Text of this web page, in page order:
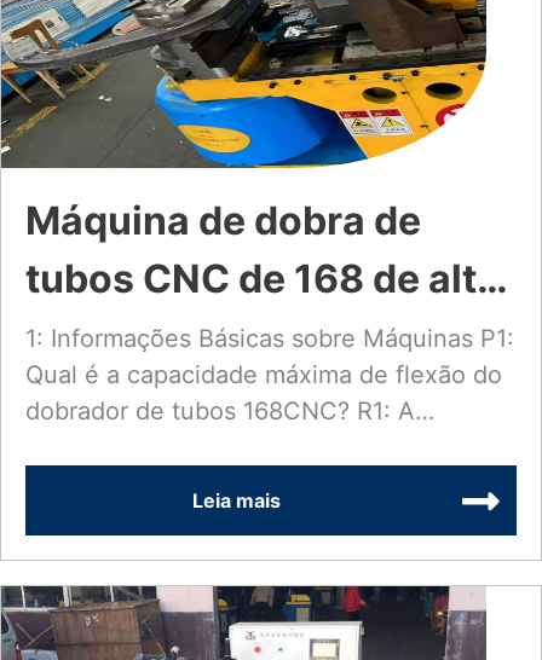
Máquina de dobra de
tubos CNC de 168 de alta
capacidade Funções,
materiais flexíveis e gama
de aplicações
1: Informações Básicas sobre Máquinas P1:
Qual é a capacidade máxima de flexão do
dobrador de tubos 168CNC? R1: A
Leia mais